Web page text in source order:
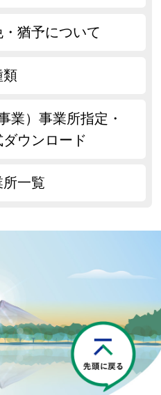
猶予について
類
業）事業所指定・
ウンロード
一覧